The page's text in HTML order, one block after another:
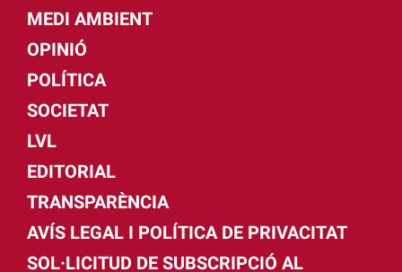
MEDI AMBIENT
OPINIÓ
POLÍTICA
SOCIETAT
LVL
EDITORIAL
TRANSPARÈNCIA
AVÍS LEGAL I POLÍTICA DE PRIVACITAT
SOL·LICITUD DE SUBSCRIPCIÓ AL